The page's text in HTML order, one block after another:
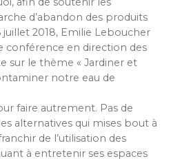
d’abandon des produits
juillet 2018, Emilie Leboucher
conférence en direction des
sur le thème « Jardiner et
notre eau de
faire autrement. Pas de
alternatives qui mises bout à
de l’utilisation des
à entretenir ses espaces